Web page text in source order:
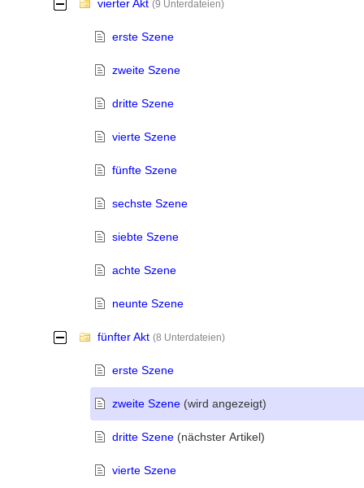
- vierter Akt (9 Unterdateien)
erste Szene
zweite Szene
dritte Szene
vierte Szene
fünfte Szene
sechste Szene
siebte Szene
achte Szene
neunte Szene
- fünfter Akt (8 Unterdateien)
erste Szene
zweite Szene(wird angezeigt)
dritte Szene(nächster Artikel)
vierte Szene